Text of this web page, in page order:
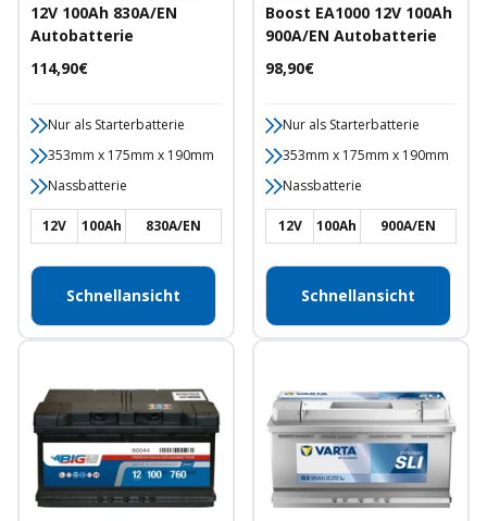
12V 100Ah 830A/EN
Autobatterie
Angebotspreis
114,90€
Nur als Starterbatterie
353mm x 175mm x 190mm
Nassbatterie
12V 100Ah 830A/EN
Schnellansicht
Boost EA1000 12V 100Ah
900A/EN Autobatterie
Angebotspreis
98,90€
Nur als Starterbatterie
353mm x 175mm x 190mm
Nassbatterie
12V 100Ah 900A/EN
Schnellansicht